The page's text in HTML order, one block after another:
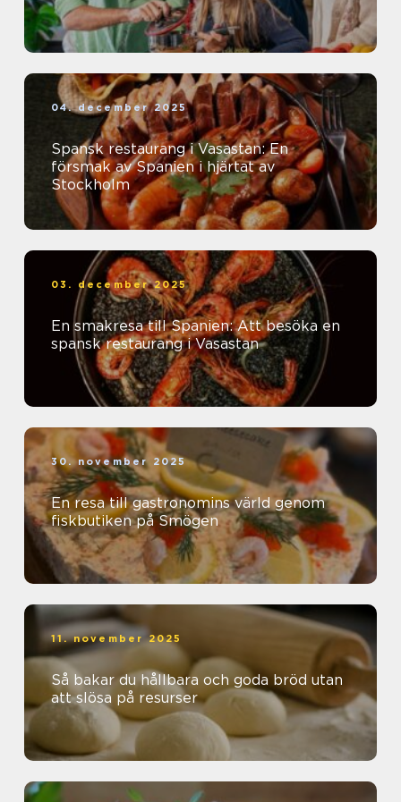
04. december 2025
Spansk restaurang i Vasastan: En
försmak av Spanien i hjärtat av
Stockholm
03. december 2025
En smakresa till Spanien: Att besöka en
spansk restaurang i Vasastan
30. november 2025
En resa till gastronomins värld genom
fiskbutiken på Smögen
11. november 2025
Så bakar du hållbara och goda bröd utan
att slösa på resurser